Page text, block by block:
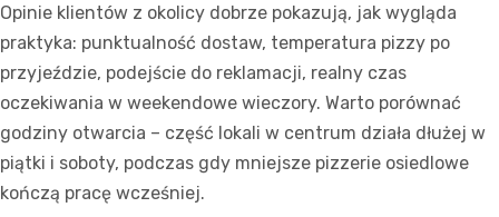
Opinie klientów z okolicy dobrze pokazują, jak wygląda
praktyka: punktualność dostaw, temperatura pizzy po
przyjeździe, podejście do reklamacji, realny czas
oczekiwania w weekendowe wieczory. Warto porównać
godziny otwarcia – część lokali w centrum działa dłużej w
piątki i soboty, podczas gdy mniejsze pizzerie osiedlowe
kończą pracę wcześniej.